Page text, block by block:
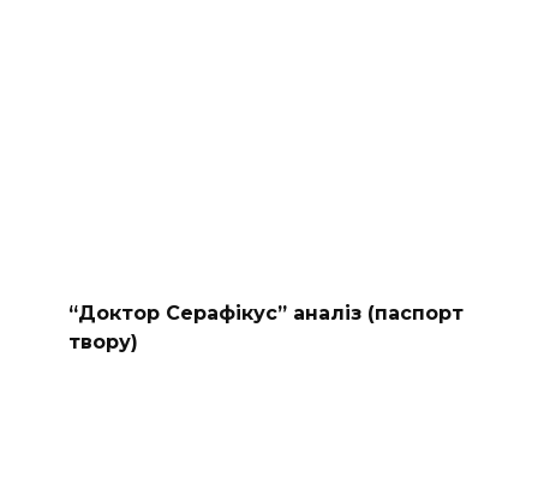
“Доктор Серафікус” аналіз (паспорт
твору)